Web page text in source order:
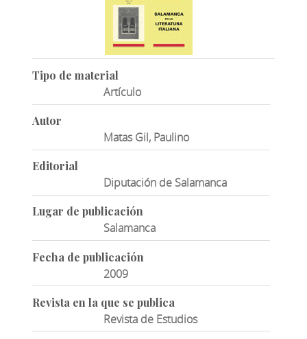
Tipo de material
Artículo
Autor
Matas Gil, Paulino
Editorial
Diputación de Salamanca
Lugar de publicación
Salamanca
Fecha de publicación
2009
Revista en la que se publica
Revista de Estudios